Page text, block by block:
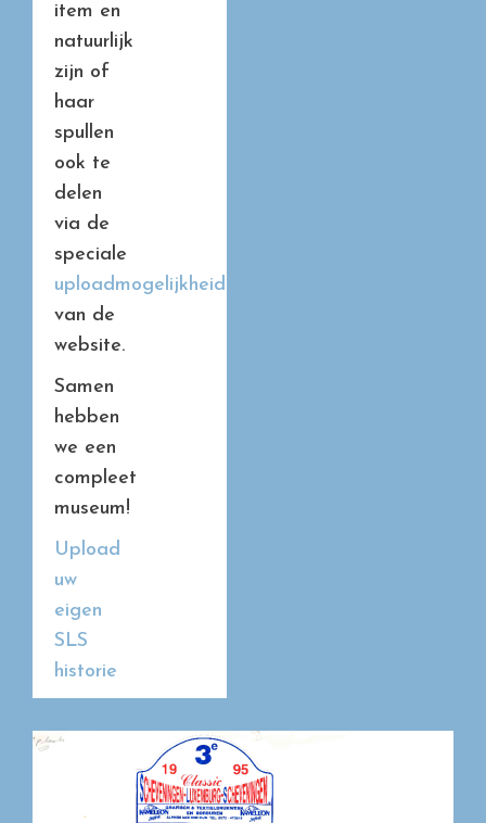
item en
natuurlijk
zijn of
haar
spullen
ook te
delen
via de
speciale
uploadmogelijkheid
van de
website.
Samen
hebben
we een
compleet
museum!
Upload
uw
eigen
SLS
historie